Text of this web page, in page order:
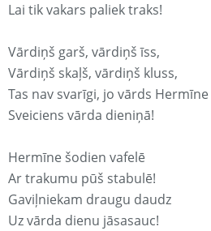
Lai tik vakars paliek traks!
Vārdiņš garš, vārdiņš īss,
Vārdiņš skaļš, vārdiņš kluss,
Tas nav svarīgi, jo vārds Hermīne
Sveiciens vārda dieniņā!
Hermīne šodien vafelē
Ar trakumu pūš stabulē!
Gaviļniekam draugu daudz
Uz vārda dienu jāsasauc!